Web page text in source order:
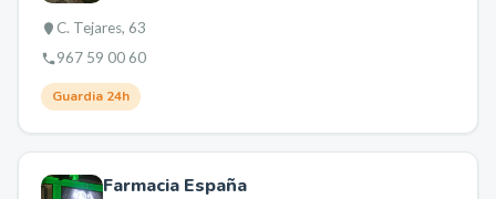
C. Tejares, 63
967 59 00 60
Guardia 24h
Farmacia España